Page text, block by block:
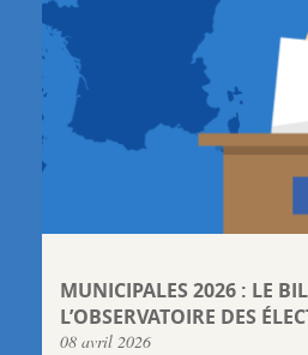
MUNICIPALES 2026 : LE
L’OBSERVATOIRE DES
08 avril 2026